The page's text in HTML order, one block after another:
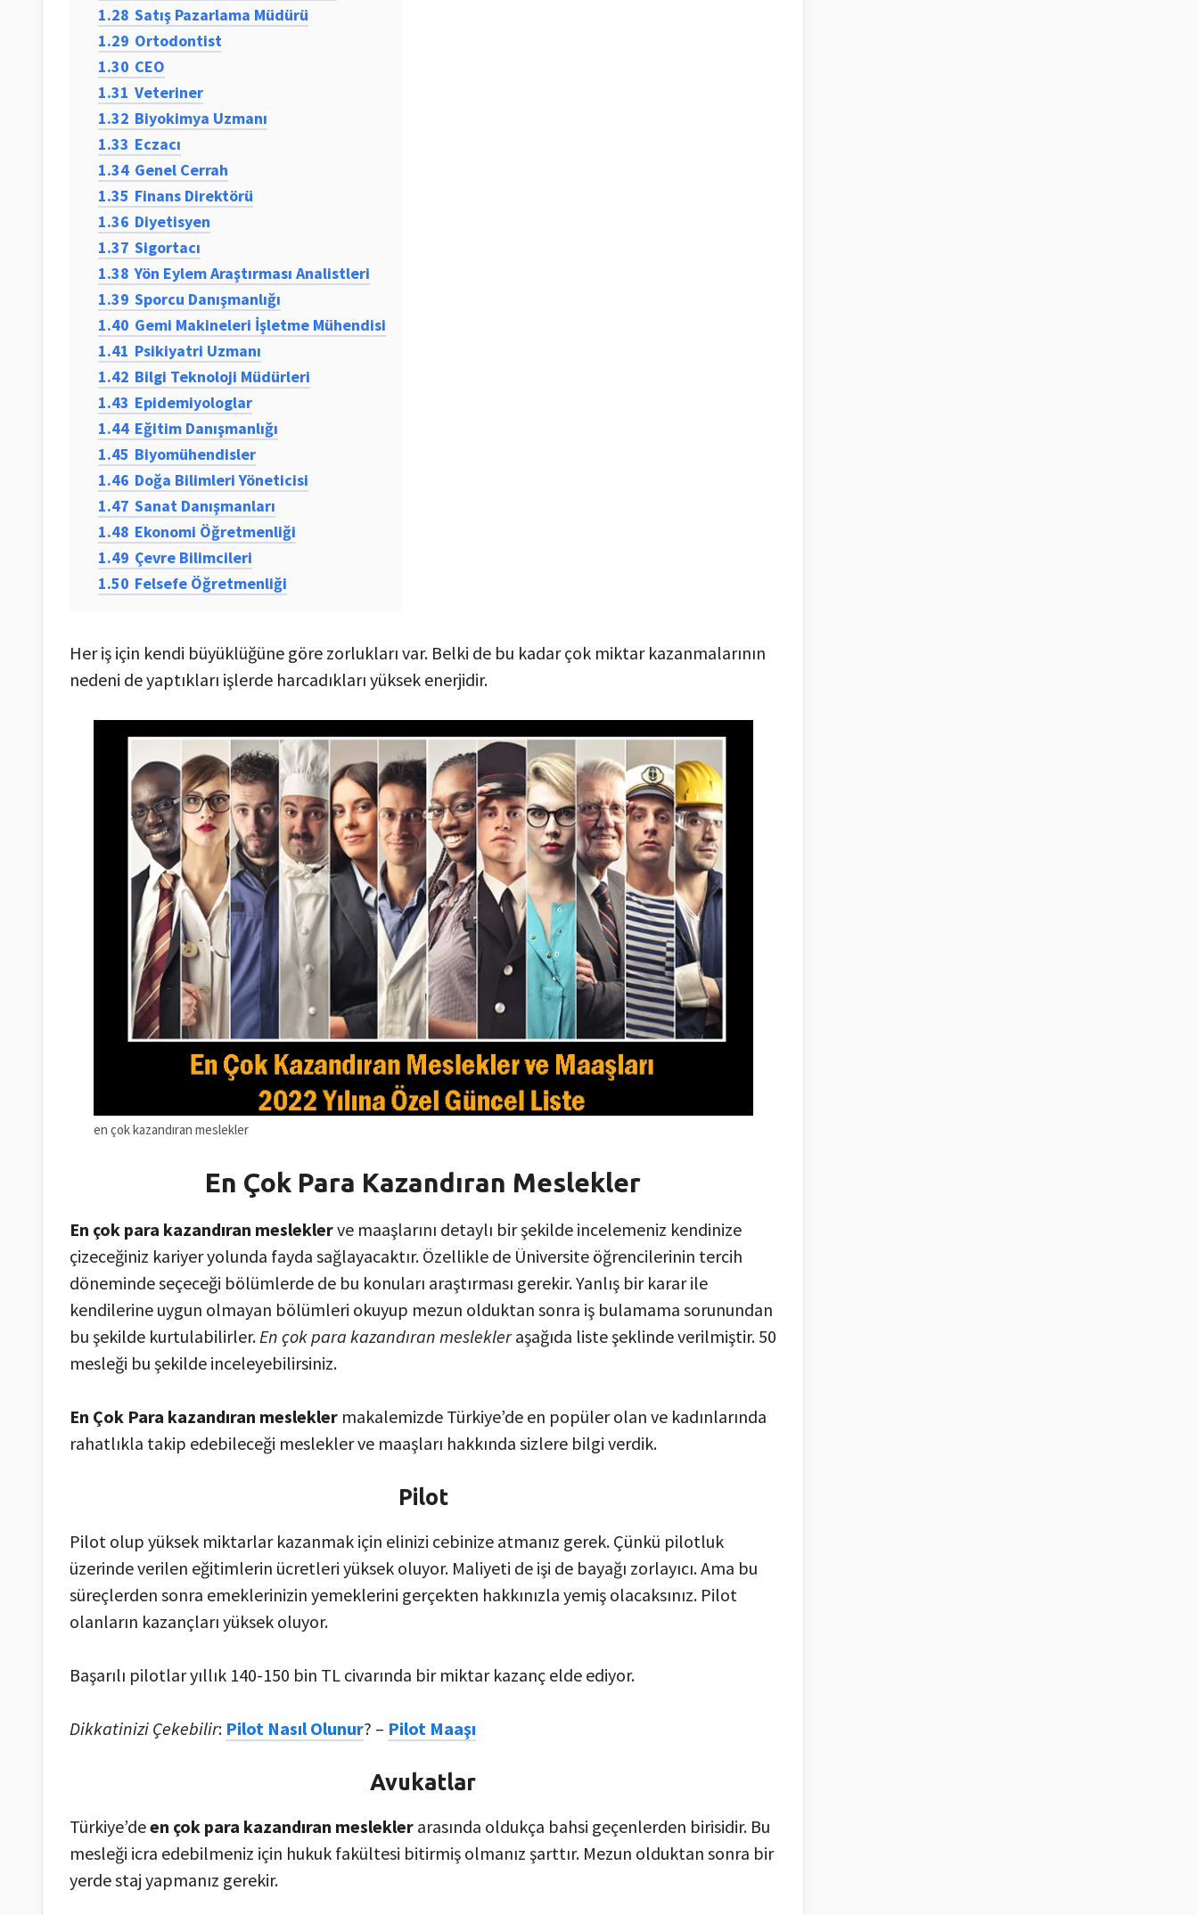
1.28 Satış Pazarlama Müdürü
1.29 Ortodontist
1.30 CEO
1.31 Veteriner
1.32 Biyokimya Uzmanı
1.33 Eczacı
1.34 Genel Cerrah
1.35 Finans Direktörü
1.36 Diyetisyen
1.37 Sigortacı
1.38 Yön Eylem Araştırması Analistleri
1.39 Sporcu Danışmanlığı
1.40 Gemi Makineleri İşletme Mühendisi
1.41 Psikiyatri Uzmanı
1.42 Bilgi Teknoloji Müdürleri
1.43 Epidemiyologlar
1.44 Eğitim Danışmanlığı
1.45 Biyomühendisler
1.46 Doğa Bilimleri Yöneticisi
1.47 Sanat Danışmanları
1.48 Ekonomi Öğretmenliği
1.49 Çevre Bilimcileri
1.50 Felsefe Öğretmenliği
Her iş için kendi büyüklüğüne göre zorlukları var. Belki de bu kadar çok miktar kazanmalarının
nedeni de yaptıkları işlerde harcadıkları yüksek enerjidir.
en çok kazandıran meslekler
En Çok Para Kazandıran Meslekler
En çok para kazandıran mesleklerve maaşlarını detaylı bir şekilde incelemeniz kendinize
çizeceğiniz kariyer yolunda fayda sağlayacaktır. Özellikle de Üniversite öğrencilerinin tercih
döneminde seçeceği bölümlerde de bu konuları araştırması gerekir. Yanlış bir karar ile
kendilerine uygun olmayan bölümleri okuyup mezun olduktan sonra iş bulamama sorunundan
bu şekilde kurtulabilirler.En çok para kazandıran meslekleraşağıda liste şeklinde verilmiştir. 50
mesleği bu şekilde inceleyebilirsiniz.
En Çok Para kazandıran meslekler makalemizde Türkiye’de en popüler olan ve kadınlarında
rahatlıkla takip edebileceği meslekler ve maaşları hakkında sizlere bilgi verdik.
Pilot
Pilot olup yüksek miktarlar kazanmak için elinizi cebinize atmanız gerek. Çünkü pilotluk
üzerinde verilen eğitimlerin ücretleri yüksek oluyor. Maliyeti de işi de bayağı zorlayıcı. Ama bu
süreçlerden sonra emeklerinizin yemeklerini gerçekten hakkınızla yemiş olacaksınız. Pilot
olanların kazançları yüksek oluyor.
Başarılı pilotlar yıllık 140-150 bin TL civarında bir miktar kazanç elde ediyor.
Dikkatinizi Çekebilir: Pilot Nasıl Olunur? – Pilot Maaşı
Avukatlar
Türkiye’deen çok para kazandıran meslekler arasında oldukça bahsi geçenlerden birisidir. Bu
mesleği icra edebilmeniz için hukuk fakültesi bitirmiş olmanız şarttır. Mezun olduktan sonra bir
yerde staj yapmanız gerekir.